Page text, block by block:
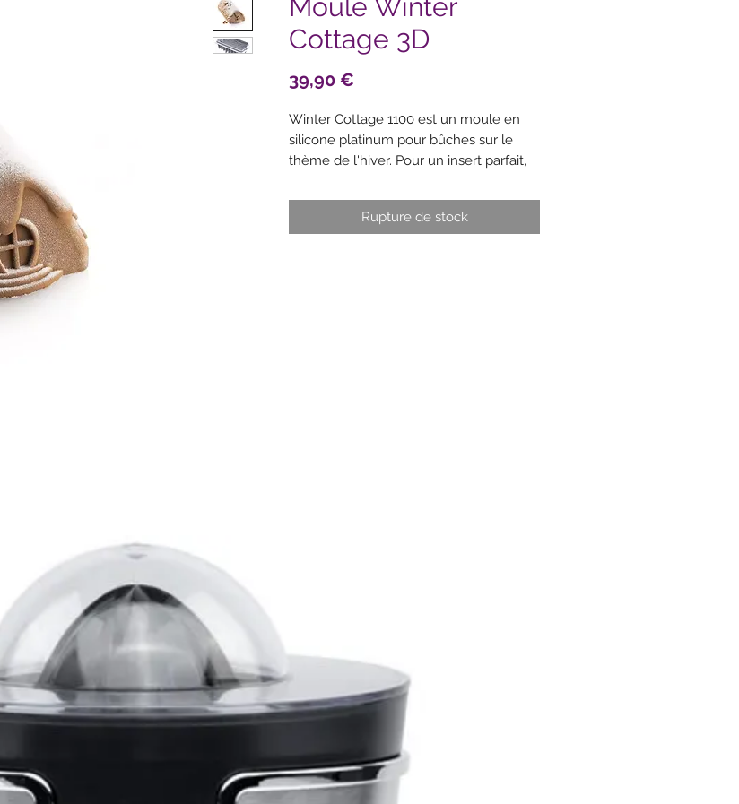
Moule Winter
Cottage 3D
39,90 €
Winter Cottage 1100 est un moule en
silicone platinum pour bûches sur le
thème de l'hiver. Pour un insert parfait,
230x105 h 75 mm
Rupture de stock